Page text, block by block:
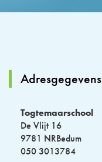
Adresgegevens
Togtemaarschool
De Vlijt 16
9781 NRBedum
050 3013784